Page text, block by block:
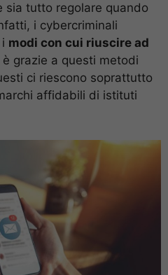
sia tutto regolare quando
i cybercriminali
modi con cui riuscire ad
è grazie a questi metodi
ci riescono soprattutto
affidabili di istituti